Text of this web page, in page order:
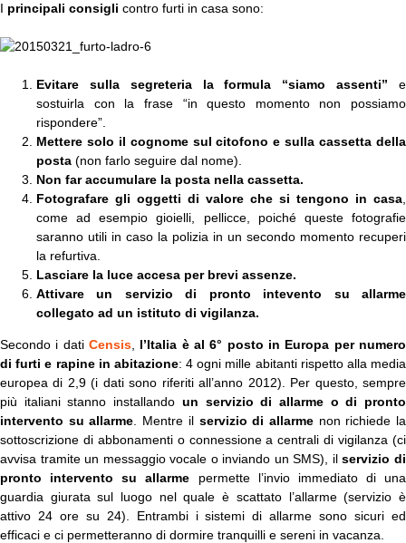
I principali consigli contro furti in casa sono:
Evitare sulla segreteria la formula “siamo assenti” e
sostuirla con la frase “in questo momento non possiamo
rispondere”.
Mettere solo il cognome sul citofono e sulla cassetta della
posta (non farlo seguire dal nome).
Non far accumulare la posta nella cassetta.
Fotografare gli oggetti di valore che si tengono in casa
come ad esempio gioielli, pellicce, poiché queste fotografie
saranno utili in caso la polizia in un secondo momento recuperi
la refurtiva.
Lasciare la luce accesa per brevi assenze.
Attivare un servizio di pronto intevento su allarme
collegato ad un istituto di vigilanza.
Secondo i dati Censis
l’Italia è al 6° posto in Europa per numero
di furti e rapine in abitazione: 4 ogni mille abitanti rispetto alla media
europea di 2,9 (i dati sono riferiti all’anno 2012). Per questo, sempre
più italiani stanno installando un servizio di allarme o di pronto
intervento su allarme . Mentre il servizio di allarmenon richiede la
sottoscrizione di abbonamenti o connessione a centrali di vigilanza (ci
avvisa tramite un messaggio vocale o inviando un SMS), ilservizio di
pronto intervento su allarme permette l’invio immediato di una
guardia giurata sul luogo nel quale è scattato l’allarme (servizio è
attivo 24 ore su 24). Entrambi i sistemi di allarme sono sicuri ed
efficaci e ci permetteranno di dormire tranquilli e sereni in vacanza.